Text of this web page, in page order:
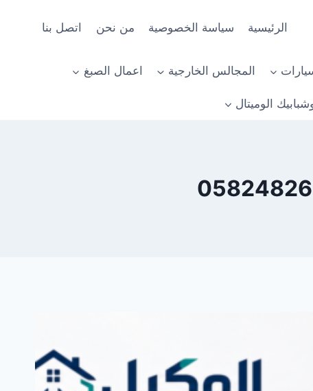
الرئيسية سياسة الخصوصية من نحن اتصل بنا
المجالس الخارجية اعمال الصبغ
الوميتال